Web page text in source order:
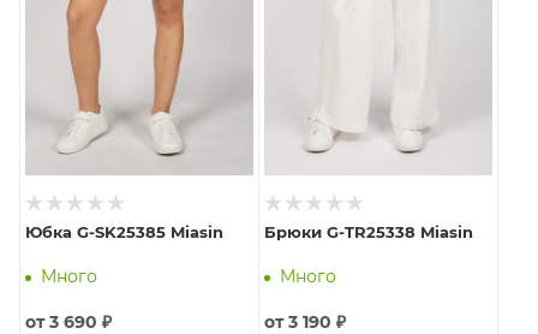
Юбка G-SK25385 Miasin
Много
от3 690 ₽
Брюки G-TR25338 Miasin
Много
от3 190 ₽